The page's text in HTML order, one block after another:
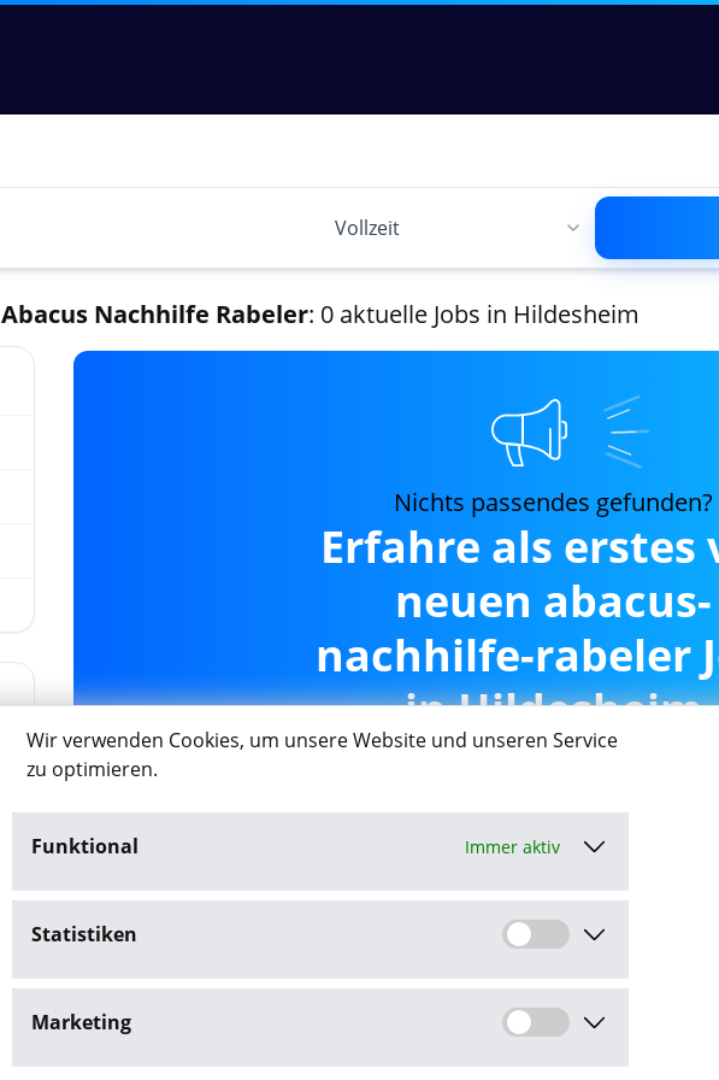
Wir verwenden Cookies, um unsere Website und unseren Service
zu optimieren.
Funktional Immer aktiv
Statistiken
Marketing
Abacus Nachhilfe Rabeler: 0 aktuelle Jobs in Hildesheim
Nichts passendes gefunden?
Erfahre als erstes
neuen abacus-
nachhilfe-rabeler
in Hildesheim
Job-Agent aktivieren
Mit dem Klick auf "Job-Agent aktivieren" stimme ich